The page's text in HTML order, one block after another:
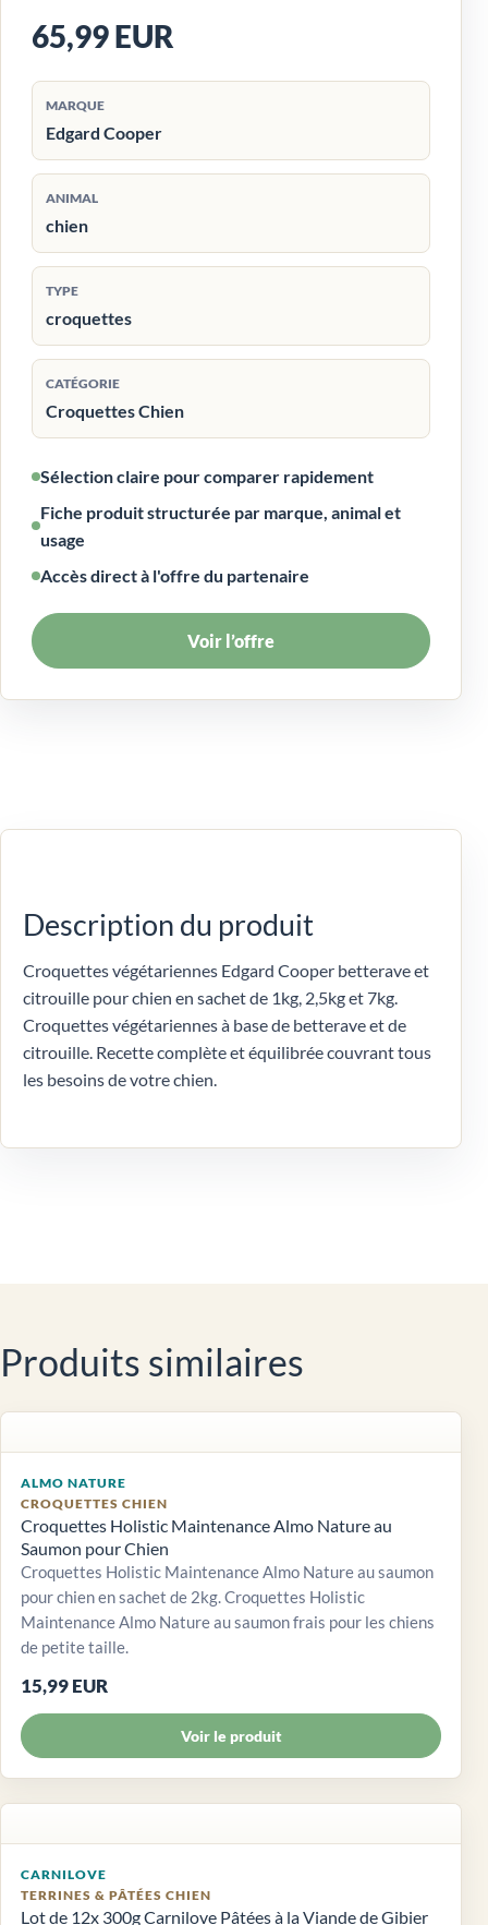
65,99 EUR
MARQUE
Edgard Cooper
ANIMAL
chien
TYPE
croquettes
CATÉGORIE
Croquettes Chien
Sélection claire pour comparer rapidement
Fiche produit structurée par marque, animal et
usage
Accès direct à l'offre du partenaire
Voir l’offre
Description du produit
Croquettes végétariennes Edgard Cooper betterave et
citrouille pour chien en sachet de 1kg, 2,5kg et 7kg.
Croquettes végétariennes à base de betterave et de
citrouille. Recette complète et équilibrée couvrant tous
les besoins de votre chien.
Produits similaires
ALMO NATURE
CROQUETTES CHIEN
Croquettes Holistic Maintenance Almo Nature au
Saumon pour Chien
Croquettes Holistic Maintenance Almo Nature au saumon
pour chien en sachet de 2kg. Croquettes Holistic
Maintenance Almo Nature au saumon frais pour les chiens
de petite taille.
15,99 EUR
Voir le produit
CARNILOVE
TERRINES & PÂTÉES CHIEN
Lot de 12x 300g Carnilove Pâtées à la Viande de Gibier